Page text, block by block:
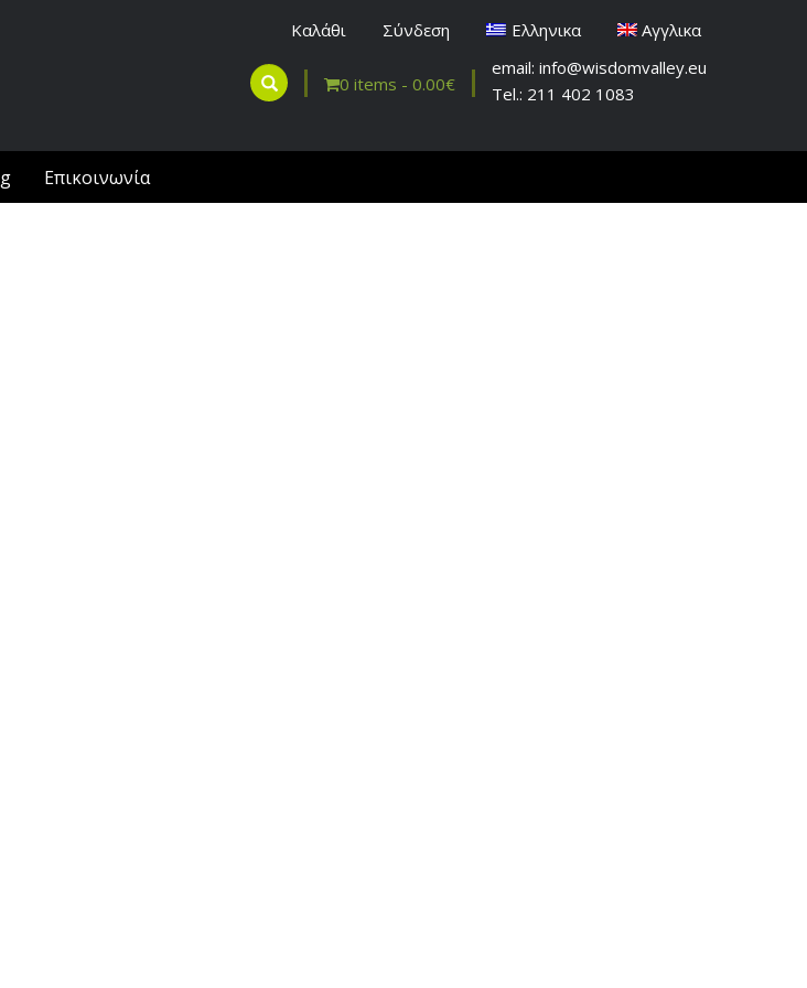
Καλάθι Σύνδεση Ελληνικα Αγγλικα
0 items - 0.00€
email: info@wisdomvalley.eu
Tel.: 211 402 1083
Επικοινωνία